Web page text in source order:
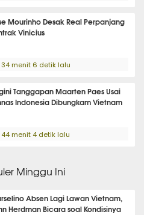
Mourinho Desak Real Perpanjang
Vinicius
34 menit 6 detik lalu
Tanggapan Maarten Paes Usai
Indonesia Dibungkam Vietnam
44 menit 4 detik lalu
Minggu Ini
Absen Lagi Lawan Vietnam,
Herdman Bicara soal Kondisinya